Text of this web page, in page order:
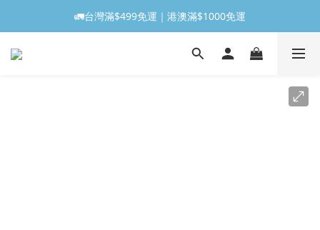
🚛台灣滿$499免運｜港澳滿$1000免運